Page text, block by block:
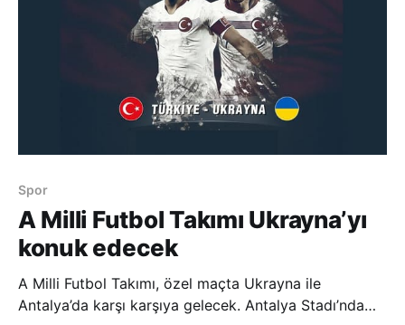
Spor
A Milli Futbol Takımı Ukrayna’yı
konuk edecek
A Milli Futbol Takımı, özel maçta Ukrayna ile
Antalya’da karşı karşıya gelecek. Antalya Stadı’nda